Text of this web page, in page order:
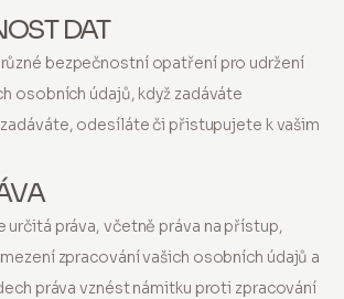
DAT
bezpečnostní opatření pro udržení
osobních údajů, když zadáváte
odesíláte či přistupujete k vašim
určitá práva, včetně práva na přístup,
zpracování vašich osobních údajů a
práva vznést námitku proti zpracování